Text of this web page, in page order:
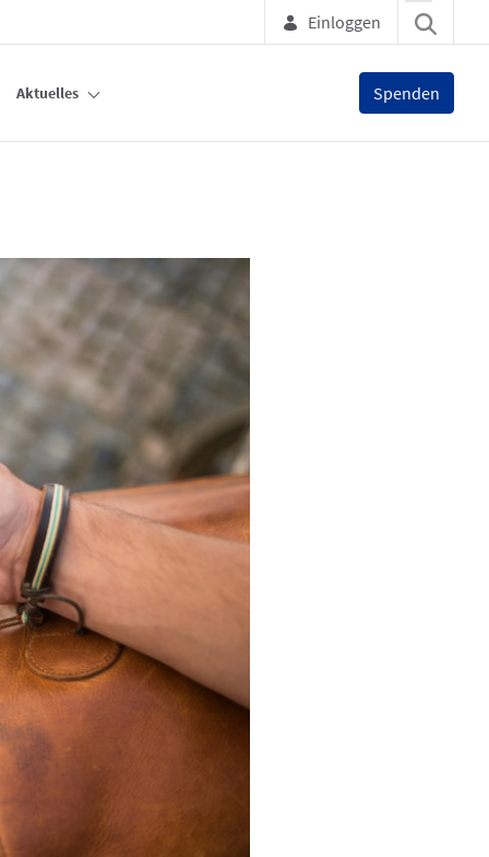
Einloggen
Aktuelles Spenden